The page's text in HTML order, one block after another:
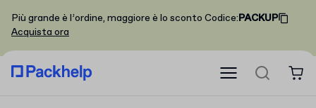
Più grande è l’ordine, maggiore è lo sconto Codice:PACKUP
Acquista ora